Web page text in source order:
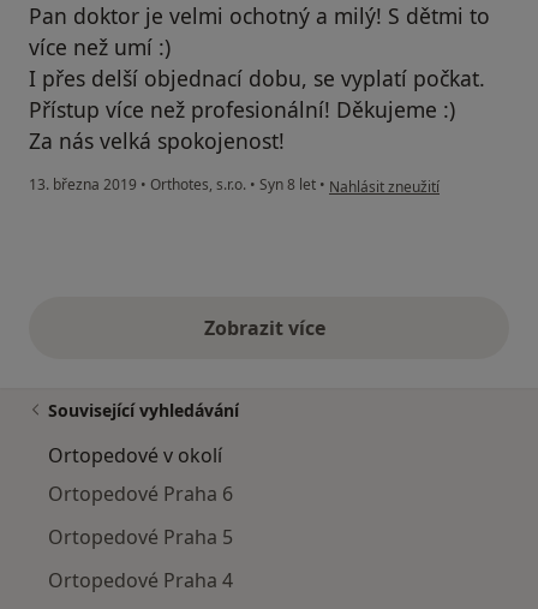
Pan doktor je velmi ochotný a milý! S dětmi to
více než umí :)
I přes delší objednací dobu, se vyplatí počkat.
Přístup více než profesionální! Děkujeme :)
Za nás velká spokojenost!
13. března 2019 • Orthotes, s.r.o. • Syn 8 let • podle názoru uživatele Váš
Nahlásit zneužití
Zobrazit vícevýše uvedené názory
Související vyhledávání
Ortopedové v okolí
Ortopedové Praha 6
Ortopedové Praha 5
Ortopedové Praha 4